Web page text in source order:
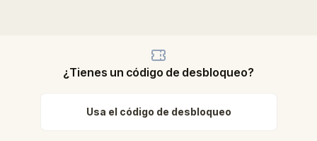
¿Tienes un código de desbloqueo?
Usa el código de desbloqueo